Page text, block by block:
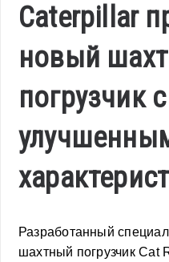
Caterpillar
новый
погрузчик с
Разработанный
шахтный погрузчик Cat